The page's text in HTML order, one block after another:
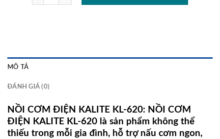
MÔ TẢ
ĐÁNH GIÁ (0)
NỒI CƠM ĐIỆN KALITE KL-620: NỒI CƠM
ĐIỆN KALITE KL-620 là sản phẩm không thể
thiếu trong mỗi gia đình, hỗ trợ nấu cơm ngon,